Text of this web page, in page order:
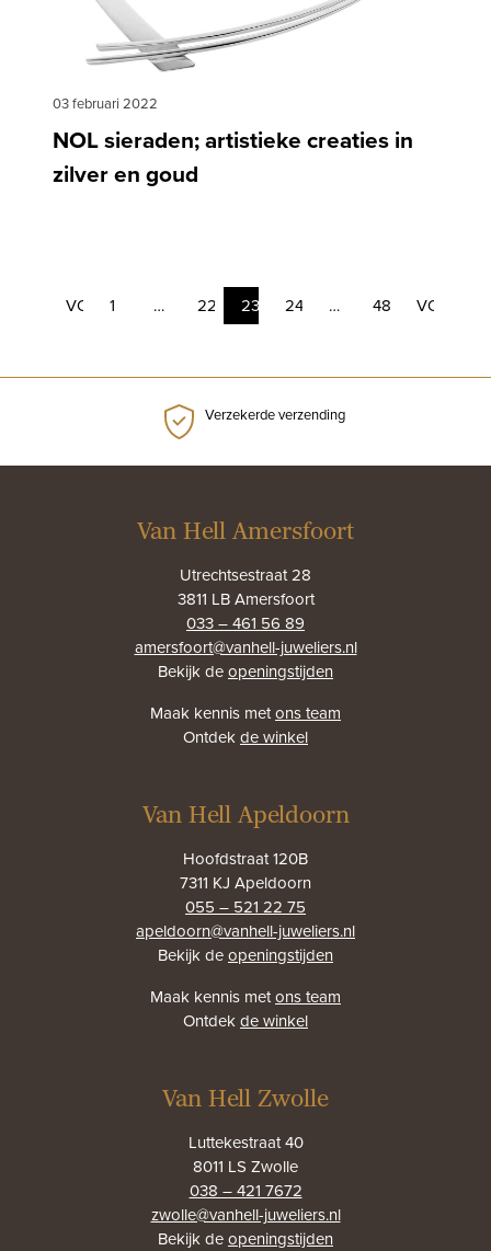
03 februari 2022
NOL sieraden; artistieke creaties in
zilver en goud
VORIGE1 … 22 23 24 … 48
Verzekerde verzending
Van Hell Amersfoort
Utrechtsestraat 28
3811 LB Amersfoort
033 – 461 56 89
amersfoort@vanhell-juweliers.nl
Bekijk deopeningstijden
Maak kennis metons team
Ontdekde winkel
Van Hell Apeldoorn
Hoofdstraat 120B
7311 KJ Apeldoorn
055 – 521 22 75
apeldoorn@vanhell-juweliers.nl
Bekijk deopeningstijden
Maak kennis metons team
Ontdekde winkel
Van Hell Zwolle
Luttekestraat 40
8011 LS Zwolle
038 – 421 7672
zwolle@vanhell-juweliers.nl
Bekijk deopeningstijden